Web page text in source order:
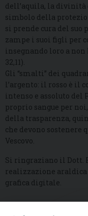
dell’aquila, la divinità
simbolo della
si prende cura del suo
zampe i suoi figli per
insegnando loro a non
32,11).
Gli “smalti” dei
l’argento: il rosso è il
intenso e assoluto del
proprio sangue per
della trasparenza,
che devono
Vescovo.
Si ringraziano il Dott.
realizzazione araldica
grafica digitale.